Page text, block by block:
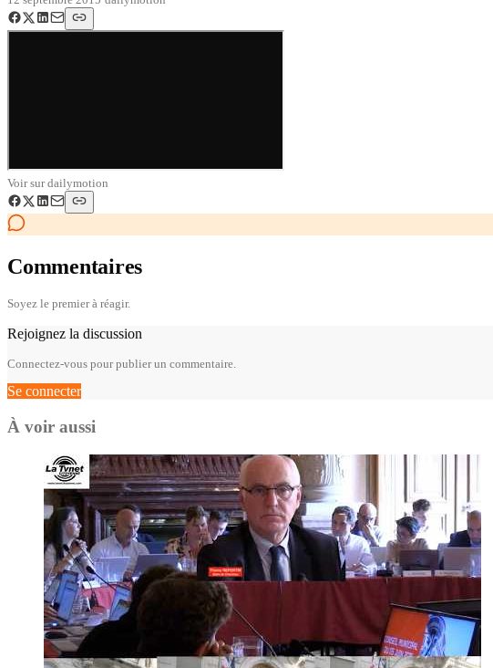
Voir surdailymotion
Commentaires
Soyez le premier à réagir.
Rejoignez la discussion
Connectez-vous pour publier un commentaire.
Se connecter
À voir aussi